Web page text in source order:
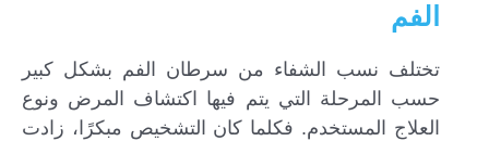
الفم
تختلف نسب الشفاء من سرطان الفم بشكل كبير
حسب المرحلة التي يتم فيها اكتشاف المرض ونوع
العلاج المستخدم. فكلما كان التشخيص مبكرًا، زادت